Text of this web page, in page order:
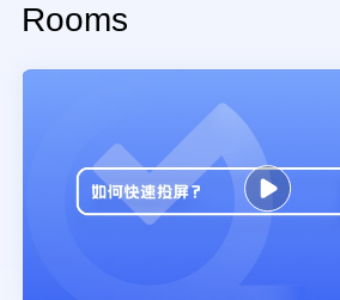
Rooms